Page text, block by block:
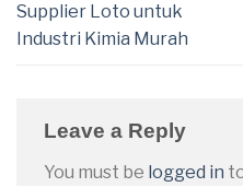
Supplier Loto untuk
Industri Kimia Murah
Leave a Reply
You must be logged in